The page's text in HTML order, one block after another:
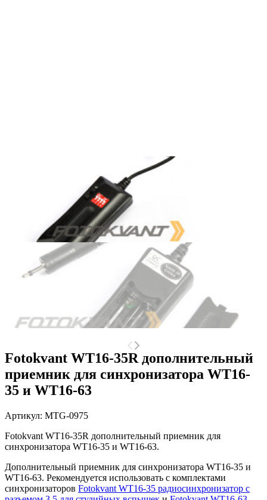
Fotokvant WT16-35R дополнительный
приемник для синхронизатора WT16-
35 и WT16-63
Артикул: MTG-0975
Fotokvant WT16-35R дополнительный приемник для
синхронизатора WT16-35 и WT16-63.
Дополнительный приемник для синхронизатора WT16-35 и
WT16-63. Рекомендуется использовать с комплектами
синхронизаторов Fotokvant WT16-35 радиосинхронизатор с